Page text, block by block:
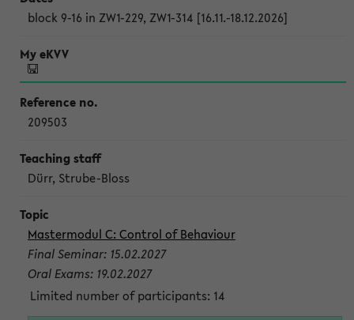
block 9-16 in ZW1-229, ZW1-314 [16.11.-18.12.2026]
209503
Dürr, Strube-Bloss
Mastermodul C: Control of Behaviour
Final Seminar: 15.02.2027
Oral Exams: 19.02.2027
Limited number of participants: 14